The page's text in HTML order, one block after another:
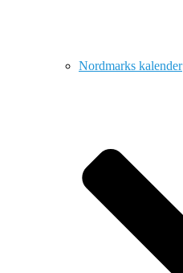
Nordmarks kalender